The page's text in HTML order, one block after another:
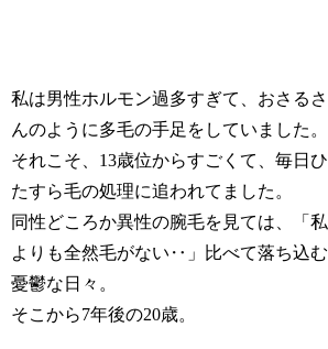
私は男性ホルモン過多すぎて、おさるさ
んのように多毛の手足をしていました。
それこそ、13歳位からすごくて、毎日ひ
たすら毛の処理に追われてました。
同性どころか異性の腕毛を見ては、「私
よりも全然毛がない‥」比べて落ち込む
憂鬱な日々。
そこから7年後の20歳。